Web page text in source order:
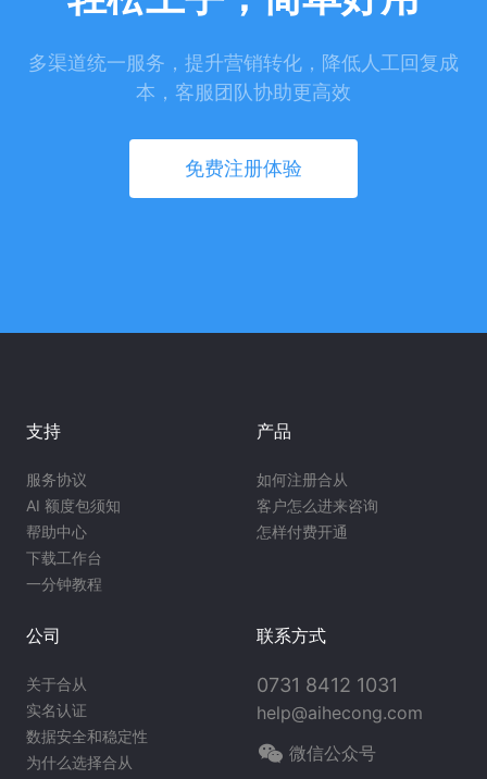
多渠道统一服务，提升营销转化，降低人工回复成
本，客服团队协助更高效
免费注册体验
支持
服务协议
AI 额度包须知
帮助中心
下载工作台
一分钟教程
产品
如何注册合从
客户怎么进来咨询
怎样付费开通
公司
关于合从
实名认证
数据安全和稳定性
为什么选择合从
联系方式
0731 8412 1031
help@aihecong.com
微信公众号